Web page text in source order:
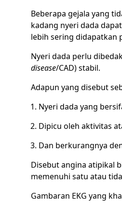
Beberapa gejala yang
kadang nyeri dada
lebih sering didapatkan
Nyeri dada perlu
disease/CAD) stabil.
Adapun yang disebut
Nyeri dada yang
Dipicu oleh aktivitas
Dan berkurangnya
Disebut angina atipikal
memenuhi satu atau
Gambaran EKG yang